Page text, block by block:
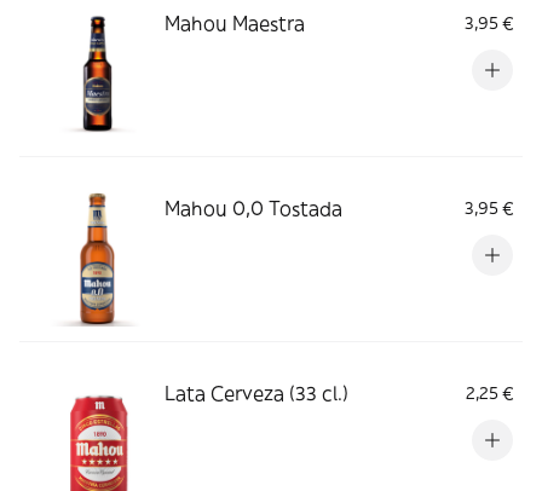
Mahou Maestra 3,95 €
Mahou 0,0 Tostada 3,95 €
Lata Cerveza (33 cl.) 2,25 €